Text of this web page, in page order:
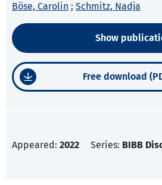
Böse, Carolin ; Schmitz, Nadja
Show
Free download
Appeared: 2022 Series: BIBB